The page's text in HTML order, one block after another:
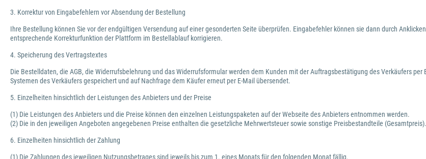
3. Korrektur von Eingabefehlern vor Absendung der Bestellung
Ihre Bestellung können Sie vor der endgültigen Versendung auf einer gesonderten Seite überprüfen. Eingabefehler können sie dann durch
entsprechende Korrekturfunktion der Plattform im Bestellablauf korrigieren.
4. Speicherung des Vertragstextes
Die Bestelldaten, die AGB, die Widerrufsbelehrung und das Widerrufsformular werden dem Kunden mit der Auftragsbestätigung des Verkäufers
Systemen des Verkäufers gespeichert und auf Nachfrage dem Käufer erneut per E-Mail übersendet.
5. Einzelheiten hinsichtlich der Leistungen des Anbieters und der Preise
(1) Die Leistungen des Anbieters und die Preise können den einzelnen Leistungspaketen auf der Webseite des Anbieters entnommen werden.
(2) Die in den jeweiligen Angeboten angegebenen Preise enthalten die gesetzliche Mehrwertsteuer sowie sonstige Preisbestandteile (Gesamtpreis).
6. Einzelheiten hinsichtlich der Zahlung
(1) Die Zahlungen des jeweiligen Nutzungsbetrages sind jeweils bis zum 1. eines Monats für den folgenden Monat fällig.